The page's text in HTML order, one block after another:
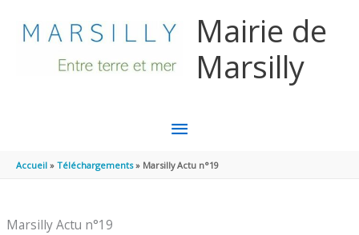
Mairie de
Marsilly
MENU
PRINCIPAL
Accueil Téléchargements Marsilly Actu n°19
Marsilly Actu n°19